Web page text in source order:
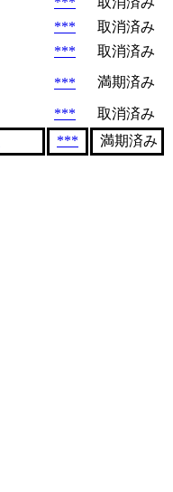
***
取消済み
***
取消済み
*** 満期済み
***
取消済み
*** 満期済み